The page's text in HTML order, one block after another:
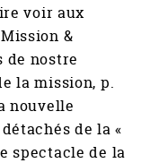
voir aux
&
de nostre
la mission, p.
nouvelle
de la «
spectacle de la